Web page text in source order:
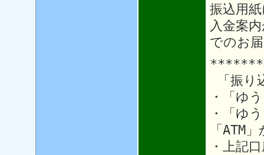
振込用
入金案
でのお
「振り
・「ゆ
・「ゆ
「ATM
・上記